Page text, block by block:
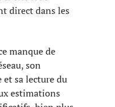
direct dans les
manque de
son
et sa lecture du
estimations